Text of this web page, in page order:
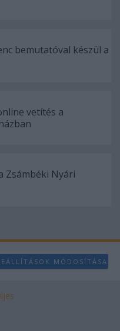
bemutatóval készül a
vetítés a
Zsámbéki Nyári
MÓDOSÍTÁSA